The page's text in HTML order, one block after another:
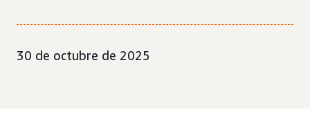
30 de octubre de 2025